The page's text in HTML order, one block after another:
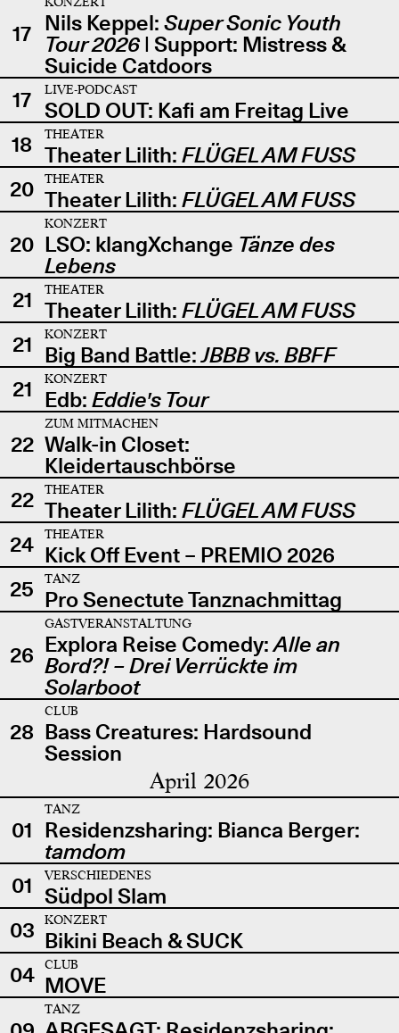
17 Nils Keppel: Super Sonic Youth
Tour 2026| Support: Mistress &
Suicide Catdoors
17
LIVE-PODCAST
SOLD OUT: Kafi am Freitag Live
18
THEATER
Theater Lilith: FLÜGEL AM FUSS
20
THEATER
Theater Lilith: FLÜGEL AM FUSS
20
KONZERT
LSO: klangXchange Tänze des
Lebens
21
THEATER
Theater Lilith: FLÜGEL AM FUSS
21
KONZERT
Big Band Battle:JBBB vs. BBFF
21
KONZERT
Edb: Eddie's Tour
22
ZUM MITMACHEN
Walk-in Closet:
Kleidertauschbörse
22
THEATER
Theater Lilith: FLÜGEL AM FUSS
24
THEATER
Kick Off Event – PREMIO 2026
25
TANZ
Pro Senectute Tanznachmittag
26
GASTVERANSTALTUNG
Explora Reise Comedy:Alle an
Bord?! – Drei Verrückte im
Solarboot
28
CLUB
Bass Creatures: Hardsound
Session
April 2026
01
TANZ
Residenzsharing: Bianca Berger:
tamdom
01
VERSCHIEDENES
Südpol Slam
03
KONZERT
Bikini Beach & SUCK
04
CLUB
MOVE
TANZ